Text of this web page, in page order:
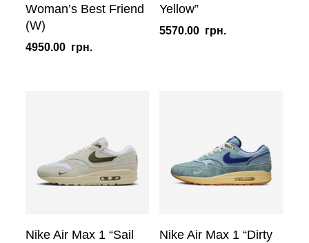
Woman’s Best Friend
(W)
4950.00 грн.
Yellow”
5570.00 грн.
Nike Air Max 1 “Sail
Nike Air Max 1 “Dirty